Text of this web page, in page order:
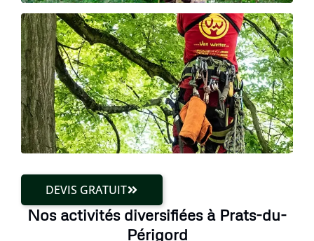
DEVIS GRATUIT
Nos activités diversifiées à Prats-du-
Périgord